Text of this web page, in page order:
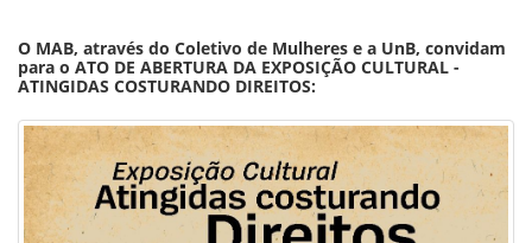
O MAB, através do Coletivo de Mulheres e a UnB, convidam
para o ATO DE ABERTURA DA EXPOSIÇÃO CULTURAL -
ATINGIDAS COSTURANDO DIREITOS: